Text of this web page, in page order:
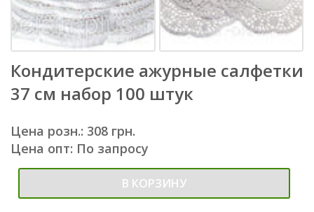
Кондитерские ажурные салфетки
37 см набор 100 штук
Цена розн.: 308 грн.
Цена опт: По запросу
В КОРЗИНУ